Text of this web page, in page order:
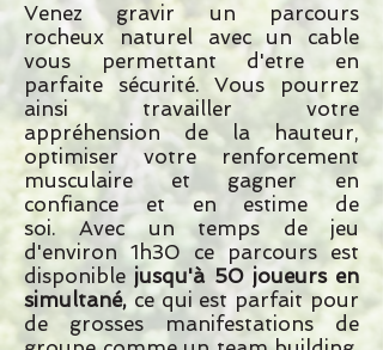
Venez gravir un parcours
rocheux naturel avec un cable
vous permettant d'etre en
parfaite sécurité. Vous pourrez
ainsi travailler votre
appréhension de la hauteur,
optimiser votre renforcement
musculaire et gagner en
confiance et en estime de
soi. Avec un temps de jeu
d'environ 1h30 ce parcours est
disponible jusqu'à 50 joueurs en
simultané, ce qui est parfait pour
de grosses manifestations de